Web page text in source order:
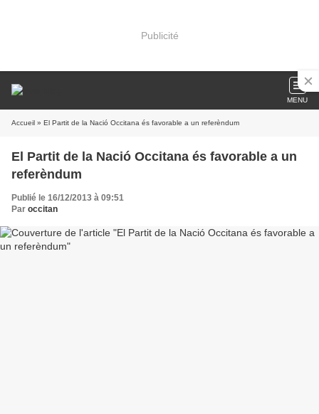
Publicité
MENU
Accueil » El Partit de la Nació Occitana és favorable a un referèndum
El Partit de la Nació Occitana és favorable a un
referèndum
Publié le 16/12/2013 à 09:51
Par occitan